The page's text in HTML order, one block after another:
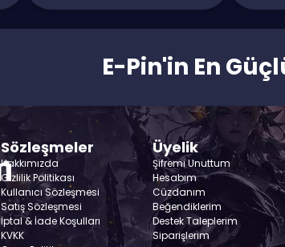
E-Pin'in En
Sözleşmeler
Hakkımızda
Gizlilik Politikası
Kullanıcı Sözleşmesi
Satış Sözleşmesi
İptal & İade Koşulları
KVKK
Üyelik
Şifremi Unuttum
Hesabım
Cüzdanım
Beğendiklerim
Destek Taleplerim
Siparişlerim